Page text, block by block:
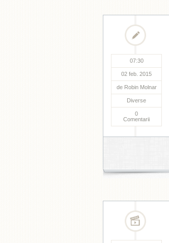
07:30
02 feb. 2015
de Robin Molnar
Diverse
0
Comentarii